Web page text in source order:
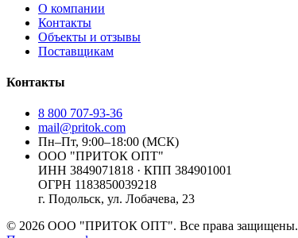
О компании
Контакты
Объекты и отзывы
Поставщикам
Контакты
8 800 707-93-36
mail@pritok.com
Пн–Пт, 9:00–18:00 (МСК)
ООО "ПРИТОК ОПТ"
ИНН 3849071818 · КПП 384901001
ОГРН 1183850039218
г. Подольск, ул. Лобачева, 23
© 2026 ООО "ПРИТОК ОПТ". Все права защищены.